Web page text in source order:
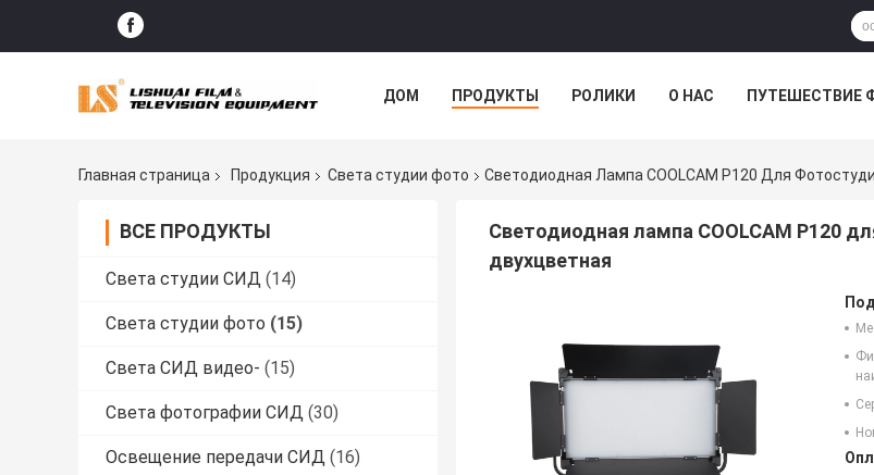
ДОМ ПРОДУКТЫ РОЛИКИ О НАС ПУТЕШЕСТВИЕ
Главная страница
Продукция Света студии фото Светодиодная Лампа COOLCAM P120 Для
ВСЕ ПРОДУКТЫ
Света студии СИД (14)
Света студии фото (15)
Света СИД видео- (15)
Света фотографии СИД (30)
Освещение передачи СИД (16)
Светодиодная лампа COOLCAM P120
двухцветная